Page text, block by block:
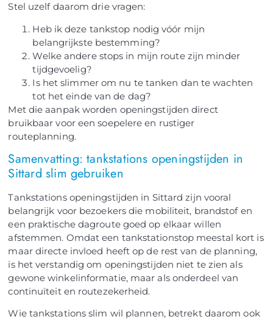
Stel uzelf daarom drie vragen:
Heb ik deze tankstop nodig vóór mijn
belangrijkste bestemming?
Welke andere stops in mijn route zijn minder
tijdgevoelig?
Is het slimmer om nu te tanken dan te wachten
tot het einde van de dag?
Met die aanpak worden openingstijden direct
bruikbaar voor een soepelere en rustiger
routeplanning.
Samenvatting: tankstations openingstijden in
Sittard slim gebruiken
Tankstations openingstijden in Sittard zijn vooral
belangrijk voor bezoekers die mobiliteit, brandstof en
een praktische dagroute goed op elkaar willen
afstemmen. Omdat een tankstationstop meestal kort is
maar directe invloed heeft op de rest van de planning,
is het verstandig om openingstijden niet te zien als
gewone winkelinformatie, maar als onderdeel van
continuïteit en routezekerheid.
Wie tankstations slim wil plannen, betrekt daarom ook